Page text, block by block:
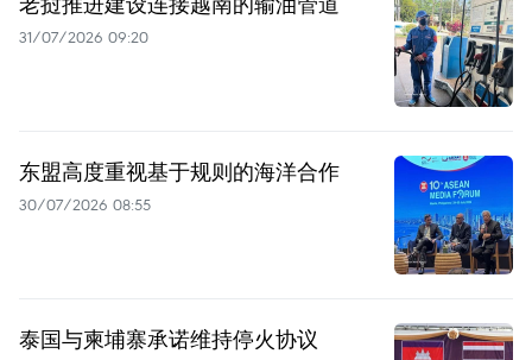
31/07/2026 09:20
东盟高度重视基于规则的海洋合作
30/07/2026 08:55
泰国与柬埔寨承诺维持停火协议